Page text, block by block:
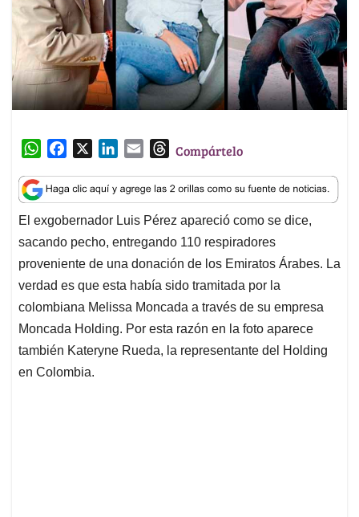
W
a
t
s
A
p
p
c
e
b
o
o
k
n
k
e
d
I
n
a
i
l
T
r
e
a
d
s
Compártelo
El exgobernador Luis Pérez apareció como se dice,
sacando pecho, entregando 110 respiradores
proveniente de una donación de los Emiratos Árabes. La
verdad es que esta había sido tramitada por la
colombiana Melissa Moncada a través de su empresa
Moncada Holding. Por esta razón en la foto aparece
también Kateryne Rueda, la representante del Holding
en Colombia.